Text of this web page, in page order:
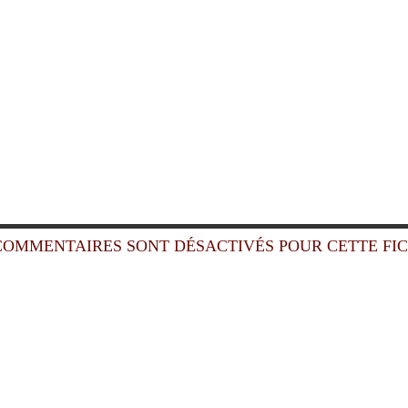
SONT DÉSACTIVÉS POUR CETTE